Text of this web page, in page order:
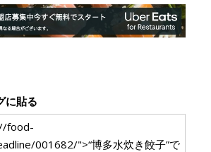
に貼る
food-
001682/">“博多水炊き餃子”で